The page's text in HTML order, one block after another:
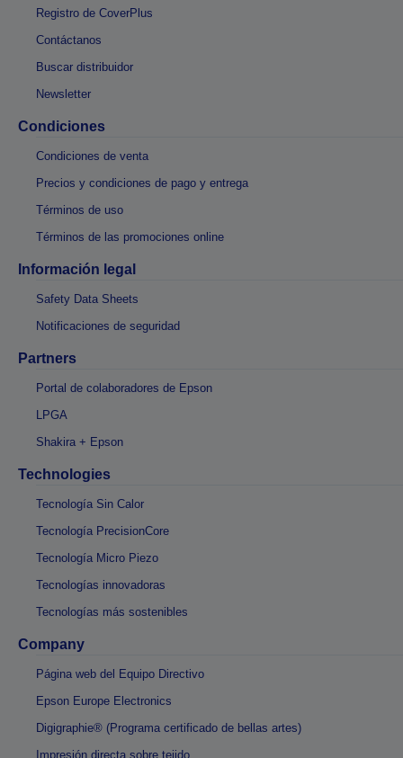
Registro de CoverPlus
Contáctanos
Buscar distribuidor
Newsletter
Condiciones
Condiciones de venta
Precios y condiciones de pago y entrega
Términos de uso
Términos de las promociones online
Información legal
Safety Data Sheets
Notificaciones de seguridad
Partners
Portal de colaboradores de Epson
LPGA
Shakira + Epson
Technologies
Tecnología Sin Calor
Tecnología PrecisionCore
Tecnología Micro Piezo
Tecnologías innovadoras
Tecnologías más sostenibles
Company
Página web del Equipo Directivo
Epson Europe Electronics
Digigraphie® (Programa certificado de bellas artes)
Impresión directa sobre tejido